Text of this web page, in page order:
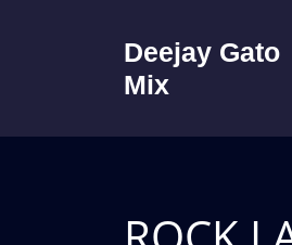
Deejay Gato
Mix